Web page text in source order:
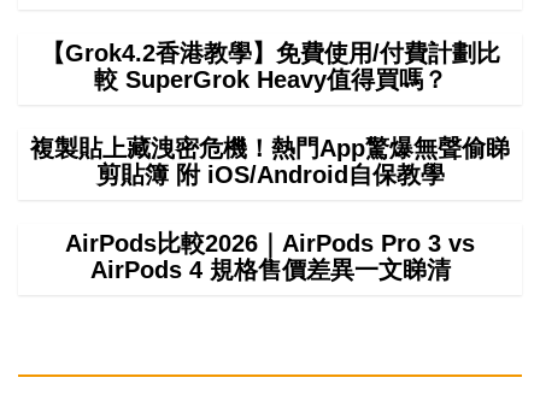
【Grok4.2香港教學】免費使用/付費計劃比
較 SuperGrok Heavy值得買嗎？
複製貼上藏洩密危機！熱門App驚爆無聲偷睇
剪貼簿 附 iOS/Android自保教學
AirPods比較2026｜AirPods Pro 3 vs
AirPods 4 規格售價差異一文睇清